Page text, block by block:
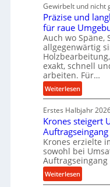
b
e
i
m
D
r
ü
c
p
r
o
z
e
s
u
g
e
l
g
e
w
i
n
d
e
t
r
i
e
b
u
Gewirbelt und nicht
Präzise und
für raue
Auch wo Späne,
allgegenwärtig
exakt, schnell
arbeiten. Für…
Weiterlesen:
P
r
ä
z
i
s
e
u
Erstes Halbjahr
Krones steigert
Auftragseingang
Krones erzielte
sowohl bei
Weiterlesen:
K